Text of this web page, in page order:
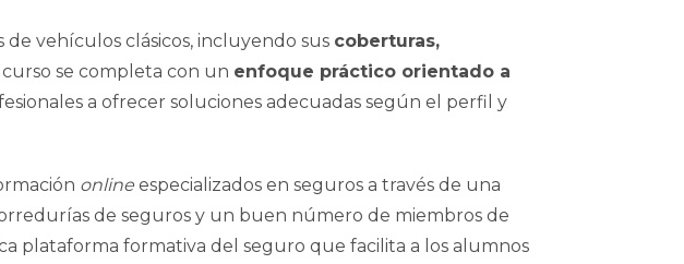
de vehículos clásicos, incluyendo sus coberturas,
curso se completa con un enfoque práctico orientado a
a ofrecer soluciones adecuadas según el perfil y
online especializados en seguros a través de una
de seguros y un buen número de miembros de
plataforma formativa del seguro que facilita a los alumnos